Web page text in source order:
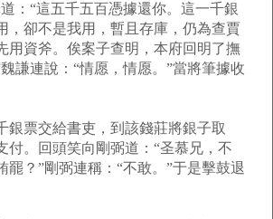
：“這五千五百憑據還你。這一千銀
，卻不是我用，暫且存庫，仍為查賈
用資斧。俟案子查明，本府回明了撫
謙連說：“情愿，情愿。”當將筆據收
票交給書吏，到該錢莊將銀子取
付。回頭笑向剛弼道：“圣慕兄，不
罷？”剛弼連稱：“不敢。”于是擊鼓退